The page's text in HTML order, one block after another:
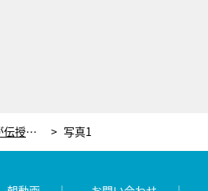
蛯原友里「すごく大人っぽい！」プロが伝授する、リップが主役の“秋冬の透明感メイク” 写真1